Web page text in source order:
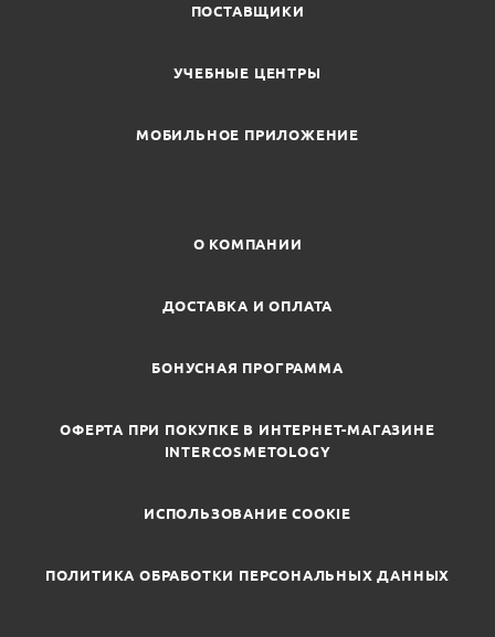
ПОСТАВЩИКИ
УЧЕБНЫЕ ЦЕНТРЫ
МОБИЛЬНОЕ ПРИЛОЖЕНИЕ
О КОМПАНИИ
ДОСТАВКА И ОПЛАТА
БОНУСНАЯ ПРОГРАММА
ОФЕРТА ПРИ ПОКУПКЕ В ИНТЕРНЕТ-МАГАЗИНЕ
INTERCOSMETOLOGY
ИСПОЛЬЗОВАНИЕ COOKIE
ПОЛИТИКА ОБРАБОТКИ ПЕРСОНАЛЬНЫХ ДАННЫХ